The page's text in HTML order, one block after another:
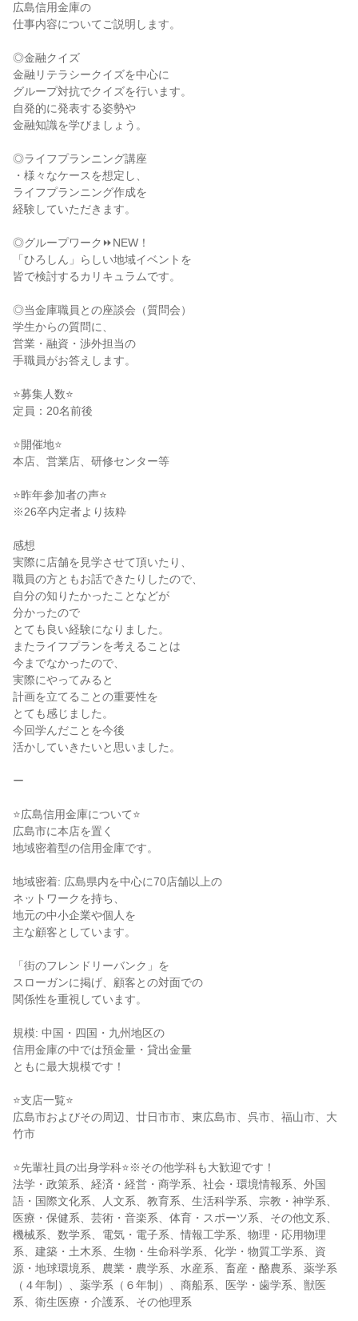
広島信用金庫の
仕事内容についてご説明します。
◎金融クイズ
金融リテラシークイズを中心に
グループ対抗でクイズを行います。
自発的に発表する姿勢や
金融知識を学びましょう。
◎ライフプランニング講座
・様々なケースを想定し、
ライフプランニング作成を
経験していただきます。
◎グループワーク⏩NEW！
「ひろしん」らしい地域イベントを
皆で検討するカリキュラムです。
◎当金庫職員との座談会（質問会）
学生からの質問に、
営業・融資・渉外担当の
手職員がお答えします。
⭐募集人数⭐
定員：20名前後
⭐開催地⭐
本店、営業店、研修センター等
⭐昨年参加者の声⭐
※26卒内定者より抜粋
感想
実際に店舗を見学させて頂いたり、
職員の方ともお話できたりしたので、
自分の知りたかったことなどが
分かったので
とても良い経験になりました。
またライフプランを考えることは
今までなかったので、
実際にやってみると
計画を立てることの重要性を
とても感じました。
今回学んだことを今後
活かしていきたいと思いました。
ー
⭐広島信用金庫について⭐
広島市に本店を置く
地域密着型の信用金庫です。
地域密着: 広島県内を中心に70店舗以上の
ネットワークを持ち、
地元の中小企業や個人を
主な顧客としています。
「街のフレンドリーバンク」を
スローガンに掲げ、顧客との対面での
関係性を重視しています。
規模: 中国・四国・九州地区の
信用金庫の中では預金量・貸出金量
ともに最大規模です！
⭐支店一覧⭐
広島市およびその周辺、廿日市市、東広島市、呉市、福山市、大
竹市
⭐先輩社員の出身学科⭐※その他学科も大歓迎です！
法学・政策系、経済・経営・商学系、社会・環境情報系、外国
語・国際文化系、人文系、教育系、生活科学系、宗教・神学系、
医療・保健系、芸術・音楽系、体育・スポーツ系、その他文系、
機械系、数学系、電気・電子系、情報工学系、物理・応用物理
系、建築・土木系、生物・生命科学系、化学・物質工学系、資
源・地球環境系、農業・農学系、水産系、畜産・酪農系、薬学系
（４年制）、薬学系（６年制）、商船系、医学・歯学系、獣医
系、衛生医療・介護系、その他理系